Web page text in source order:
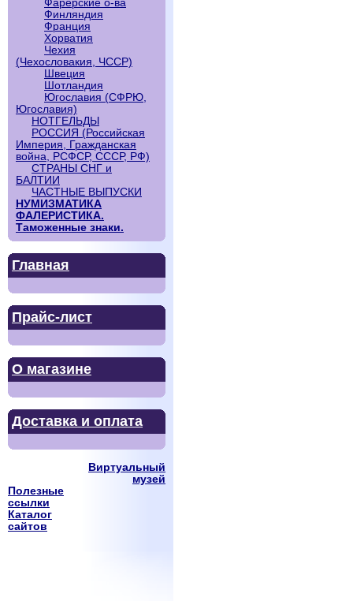
Фарерские о-ва
Финляндия
Франция
Хорватия
Чехия
(Чехословакия, ЧССР)
Швеция
Шотландия
Югославия (СФРЮ,
Югославия)
НОТГЕЛЬДЫ
РОССИЯ (Российская
Империя, Гражданская
война, РСФСР, СССР, РФ)
СТРАНЫ СНГ и
БАЛТИИ
ЧАСТНЫЕ ВЫПУСКИ
НУМИЗМАТИКА
ФАЛЕРИСТИКА.
Таможенные знаки.
Главная
Прайс-лист
О магазине
Доставка и оплата
Виртуальный
музей
Полезные
ссылки
Каталог
сайтов